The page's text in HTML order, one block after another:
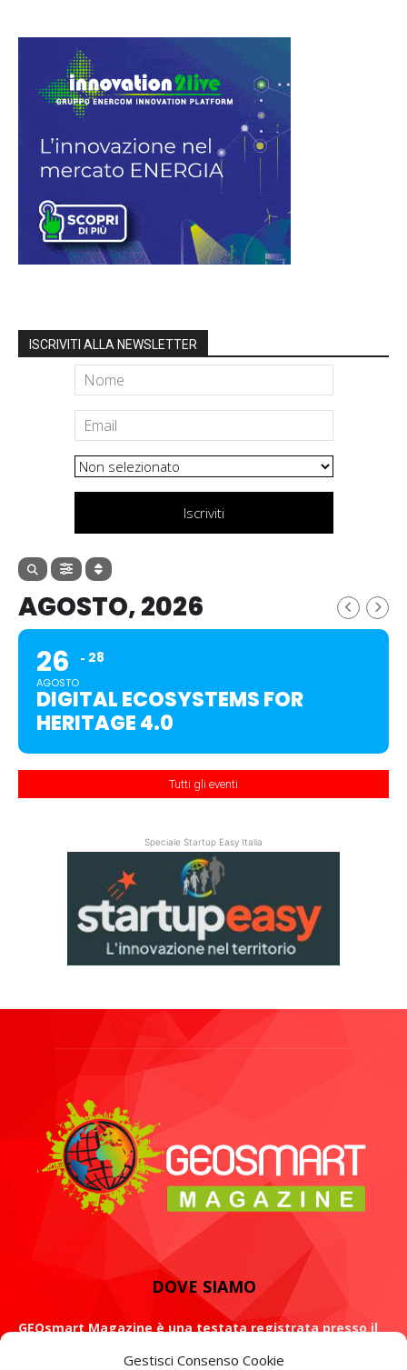
Gestisci Consenso Cookie
ISCRIVITI ALLA NEWSLETTER
Iscriviti
AGOSTO, 2026
26
AGOSTO
28
DIGITAL ECOSYSTEMS FOR
HERITAGE 4.0
Tutti gli eventi
Speciale Startup Easy Italia
DOVE SIAMO
GEOsmart Magazine è una testata registrata presso il